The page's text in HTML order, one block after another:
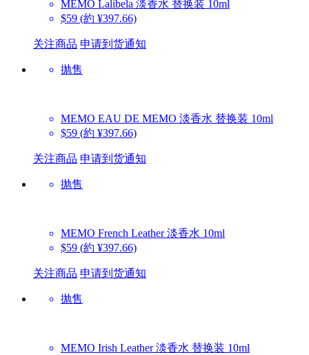
MEMO Lalibela 淡香水 替换装 10ml
$59 (約 ¥397.66)
关注商品 申请到货通知
抛售
MEMO EAU DE MEMO 淡香水 替换装 10ml
$59 (約 ¥397.66)
关注商品 申请到货通知
抛售
MEMO French Leather 淡香水 10ml
$59 (約 ¥397.66)
关注商品 申请到货通知
抛售
MEMO Irish Leather 淡香水 替换装 10ml